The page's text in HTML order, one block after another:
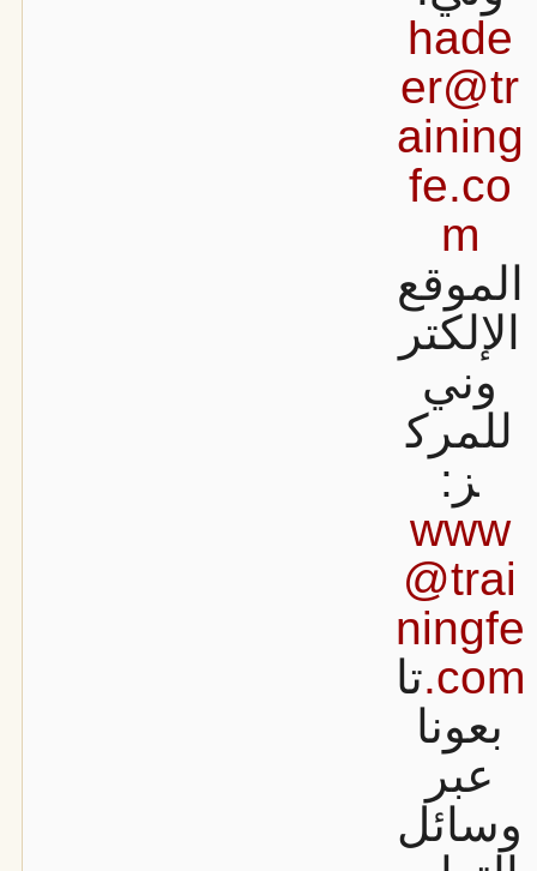
hade
er@tr
aining
fe.co
m
الموقع
الإلكتر
وني
للمرك
ز:
www
@trai
ningfe
.comتا
بعونا
عبر
وسائل